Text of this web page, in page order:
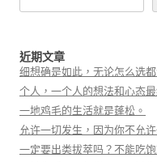
近期文章
细想确是如此，无论怎么选
个人，一个人的想法和心态
一地鸡毛的生活就是蓬松。
允许一切发生，因为你不允
一定要出类拔萃吗？不能吃